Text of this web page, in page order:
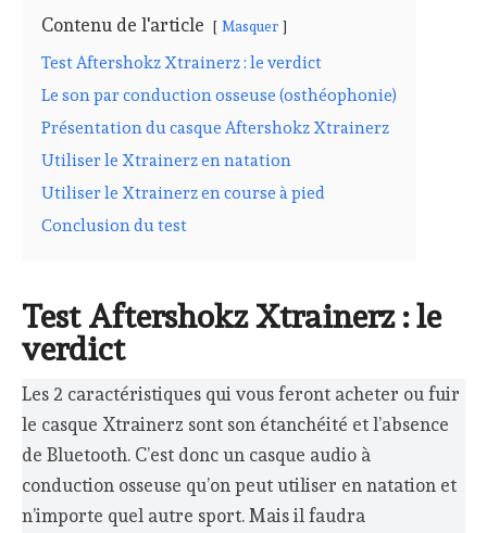
Contenu de l'article Masquer
Test Aftershokz Xtrainerz : le verdict
Le son par conduction osseuse (osthéophonie)
Présentation du casque Aftershokz Xtrainerz
Utiliser le Xtrainerz en natation
Utiliser le Xtrainerz en course à pied
Conclusion du test
Test Aftershokz Xtrainerz : le
verdict
Les 2 caractéristiques qui vous feront acheter ou fuir
le casque Xtrainerz sont son étanchéité et l’absence
de Bluetooth. C’est donc un casque audio à
conduction osseuse qu’on peut utiliser en natation et
n’importe quel autre sport. Mais il faudra